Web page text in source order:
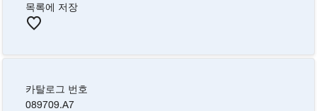
목록에 저장
카탈로그 번호
089709.A7